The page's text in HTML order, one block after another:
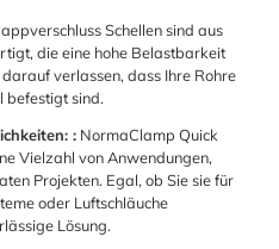
Lock
ist
mm bis
525 mm
Bau
Lock-
erleichtert
Schellen sind aus
die eine hohe Belastbarkeit
verlassen, dass Ihre Rohre
befestigt sind.
: NormaClamp Quick
Vielzahl von Anwendungen,
Projekten. Egal, ob Sie sie für
oder Luftschläuche
Lösung.